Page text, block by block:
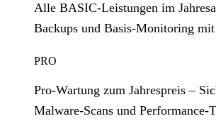
Alle BASIC‑Leistungen im
Backups und Basis‑Monitoring
PRO
Pro‑Wartung zum Jahrespreis –
Malware‑Scans und